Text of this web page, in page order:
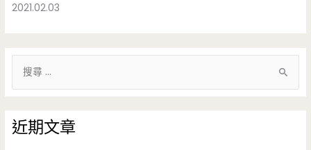
2021.02.03
鍵
字
近期文章